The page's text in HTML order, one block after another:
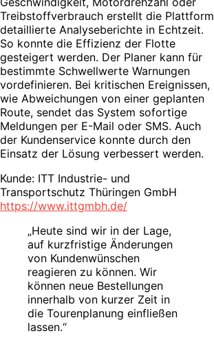
Treibstoffverbrauch erstellt die Plattform
detaillierte Analyseberichte in Echtzeit.
So konnte die Effizienz der Flotte
gesteigert werden. Der Planer kann für
bestimmte Schwellwerte Warnungen
vordefinieren. Bei kritischen Ereignissen,
wie Abweichungen von einer geplanten
Route, sendet das System sofortige
Meldungen per E-Mail oder SMS. Auch
der Kundenservice konnte durch den
Einsatz der Lösung verbessert werden.
Kunde: ITT Industrie- und
Transportschutz Thüringen GmbH
https://www.ittgmbh.de/
„Heute sind wir in der Lage,
auf kurzfristige Änderungen
von Kundenwünschen
reagieren zu können. Wir
können neue Bestellungen
innerhalb von kurzer Zeit in
die Tourenplanung einfließen
lassen.“